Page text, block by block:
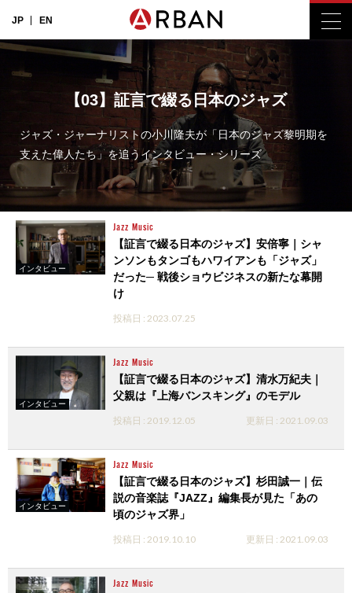
JP EN
【03】証言で綴る日本のジャズ
ジャズ・ジャーナリストの小川隆夫が「日本のジャズ黎明期を
支えた偉人たち」を追うインタビュー・シリーズ
インタビュー
Jazz Music
【証言で綴る日本のジャズ】安倍寧｜シャ
ンソンもタンゴもハワイアンも「ジャズ」
だった─ 戦後ショウビジネスの新たな幕開
け
投稿日 : 2023.07.25
インタビュー
Jazz Music
【証言で綴る日本のジャズ】清水万紀夫｜
父親は『上海バンスキング』のモデル
投稿日 : 2019.12.05 更新日 : 2021.09.03
インタビュー
Jazz Music
【証言で綴る日本のジャズ】杉田誠一｜伝
説の音楽誌『JAZZ』編集長が見た「あの
頃のジャズ界」
投稿日 : 2019.10.10 更新日 : 2021.09.03
Jazz Music